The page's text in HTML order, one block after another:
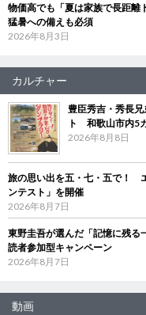
物価高でも「夏は家族で長距
猛暑への備えも必須
2026年8月3日
カルチャー
豊臣秀吉・秀長
ト 和歌山市内5
2026年8月8日
旅の思い出を五・七・五で！
ンテスト」を開催
2026年8月7日
東野圭吾が選んだ「記憶に残
読者参加型キャンペーン
2026年8月7日
動画